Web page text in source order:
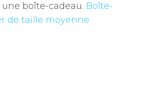
boîte-cadeau. Boîte-
de taille moyenne